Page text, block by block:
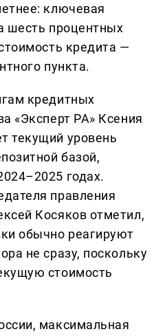
ключевая
шесть процентных
кредита —
пункта.
кредитных
«Эксперт РА» Ксения
текущий уровень
базой,
годах.
правления
Косяков отметил,
обычно реагируют
не сразу, поскольку
стоимость
максимальная